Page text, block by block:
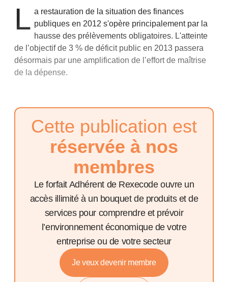
L a restauration de la situation des finances
publiques en 2012 s'opère principalement par la
hausse des prélèvements obligatoires. L'atteinte
de l’objectif de 3 % de déficit public en 2013 passera
désormais par une amplification de l’effort de maîtrise
de la dépense.
Cette publication est
réservée à nos
membres
Le forfait Adhérent de Rexecode ouvre un
accès illimité à un bouquet de produits et de
services pour comprendre et prévoir
l’environnement économique de votre
entreprise ou de votre secteur
Je veux devenir membre